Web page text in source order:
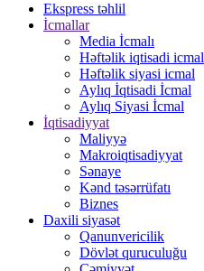
Ekspress təhlil
İcmallar
Media İcmalı
Həftəlik iqtisadi icmal
Həftəlik siyasi icmal
Aylıq İqtisadi İcmal
Aylıq Siyasi İcmal
İqtisadiyyat
Maliyyə
Makroiqtisadiyyat
Sənaye
Kənd təsərrüfatı
Biznes
Daxili siyasət
Qanunvericilik
Dövlət quruculuğu